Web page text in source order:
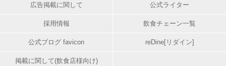
広告掲載に関して 公式ライター
採用情報 飲食チェーン一覧
公式ブログ favicon reDine[リダイン]
掲載に関して(飲食店様向け)